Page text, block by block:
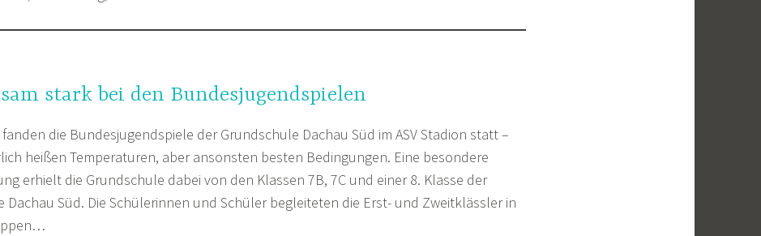
stark bei den Bundesjugendspielen
die Bundesjugendspiele der Grundschule Dachau Süd im ASV Stadion statt –
heißen Temperaturen, aber ansonsten besten Bedingungen. Eine besondere
erhielt die Grundschule dabei von den Klassen 7B, 7C und einer 8. Klasse der
Dachau Süd. Die Schülerinnen und Schüler begleiteten die Erst- und Zweitklässler in